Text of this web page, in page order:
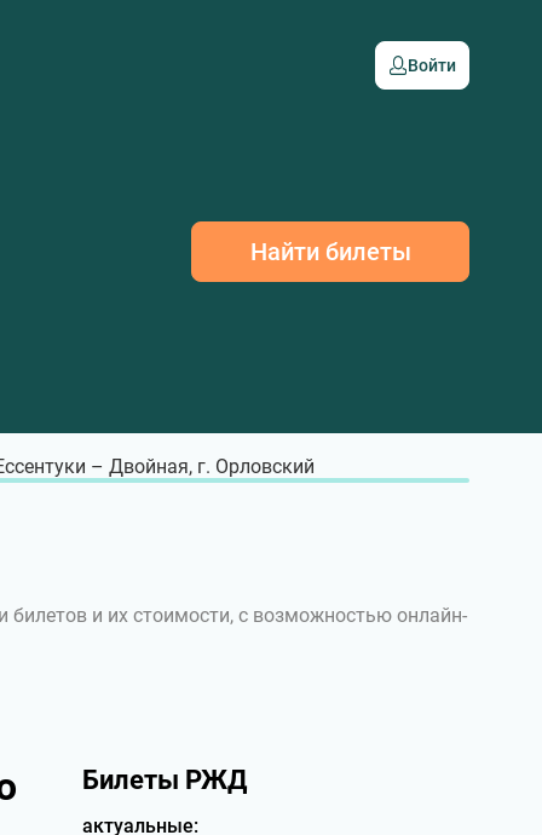
Войти
Найти билеты
– Двойная, г. Орловский
билетов и их стоимости, с возможностью онлайн-
Билеты РЖД
актуальные: